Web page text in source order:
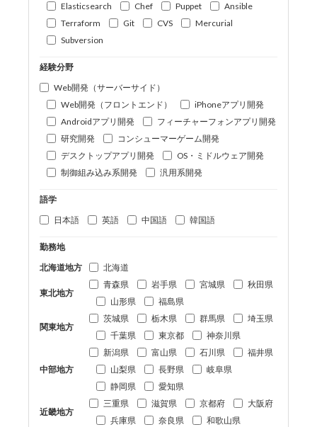
Elasticsearch
Chef Puppet
Ansible
Terraform
Git CVS
Mercurial
Subversion
経験分野
Web開発（サーバーサイド）
Web開発（フロントエンド）
iPhoneアプリ開発
Androidアプリ開発
フィーチャーフォンアプリ開発
研究開発
コンシューマーゲーム開発
デスクトップアプリ開発
OS・ミドルウェア開発
制御組み込み系開発
汎用系開発
語学
日本語
英語 中国語 韓国語
勤務地
北海道地方
北海道
東北地方
青森県 岩手県 宮城県
秋田県
山形県
福島県
関東地方
茨城県 栃木県 群馬県
埼玉県
千葉県
東京都 神奈川県
中部地方
新潟県 富山県 石川県
福井県
山梨県
長野県
岐阜県
静岡県
愛知県
近畿地方
三重県 滋賀県 京都府
大阪府
兵庫県
奈良県 和歌山県